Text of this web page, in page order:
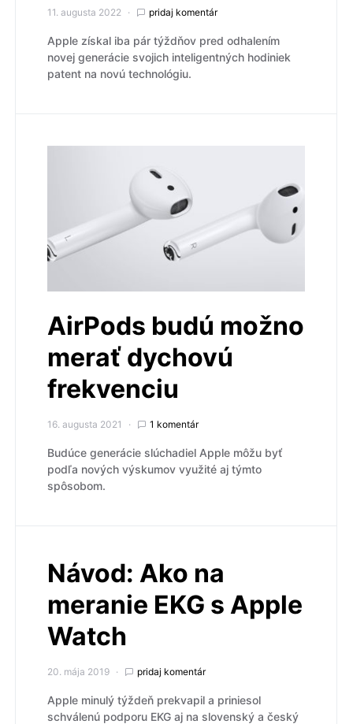
11. augusta 2022 pridaj komentár
Apple získal iba pár týždňov pred odhalením
novej generácie svojich inteligentných hodiniek
patent na novú technológiu.
AirPods budú možno
merať dychovú
frekvenciu
16. augusta 2021 1 komentár
Budúce generácie slúchadiel Apple môžu byť
podľa nových výskumov využité aj týmto
spôsobom.
Návod: Ako na
meranie EKG s Apple
Watch
20. mája 2019 pridaj komentár
Apple minulý týždeň prekvapil a priniesol
schválenú podporu EKG aj na slovenský a český